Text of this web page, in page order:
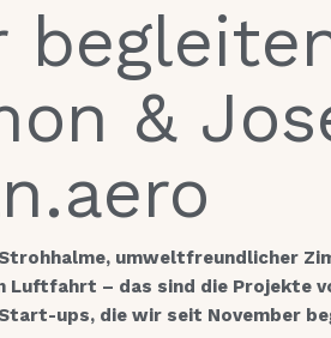
&
umweltfreundlicher
Luftfahrt – das sind die Projekte
ups, die wir seit November